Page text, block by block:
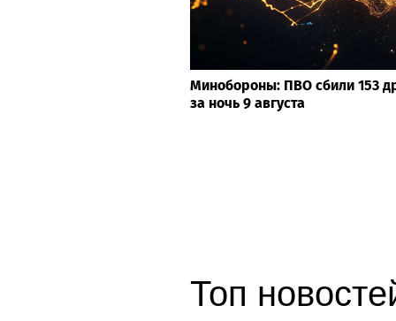
Минобороны: ПВО сбили 153
за ночь 9 августа
Топ